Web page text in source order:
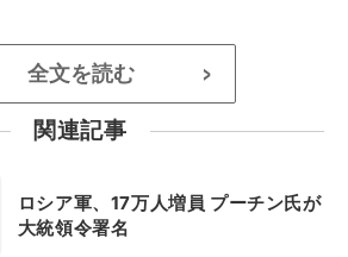
全文を読む >
関連記事
ロシア軍、17万人増員 プーチン氏が
大統領令署名